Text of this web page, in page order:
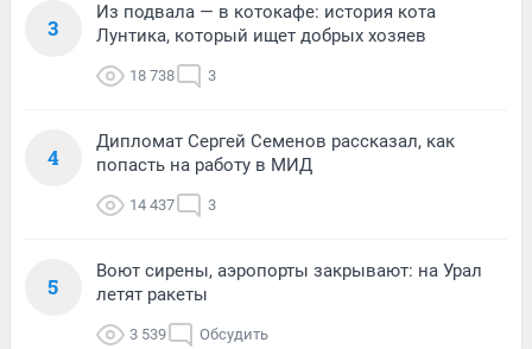
3
Из подвала — в котокафе: история кота
Лунтика, который ищет добрых хозяев
18 738 3
4
Дипломат Сергей Семенов рассказал, как
попасть на работу в МИД
14 437 3
5
Воют сирены, аэропорты закрывают: на Урал
летят ракеты
3 539 Обсудить